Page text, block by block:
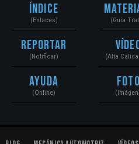
Índice
(Enlaces)
Reportar
(Notificar)
Ayuda
(Online)
(Guía
(Alta